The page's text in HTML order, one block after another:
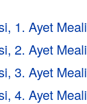
1. Ayet Meali
2. Ayet Meali
3. Ayet Meali
4. Ayet Meali